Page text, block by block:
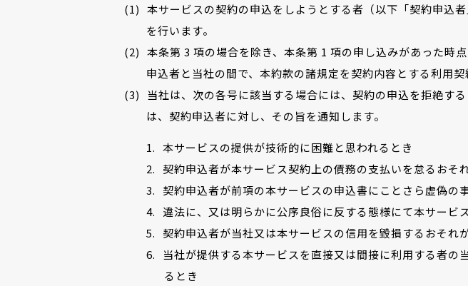
本サービスの契約の申込をしようとする者（以下「契約申込
を行います。
本条第 3 項の場合を除き、本条第 1 項の申し込みがあった時
申込者と当社の間で、本約款の諸規定を契約内容とする利用契
当社は、次の各号に該当する場合には、契約の申込を拒絶す
は、契約申込者に対し、その旨を通知します。
本サービスの提供が技術的に困難と思われるとき
契約申込者が本サービス契約上の債務の支払いを怠るおそ
契約申込者が前項の本サービスの申込書にことさら虚偽の
違法に、又は明らかに公序良俗に反する態様にて本サービ
契約申込者が当社又は本サービスの信用を毀損するおそれ
当社が提供する本サービスを直接又は間接に利用する者
るとき